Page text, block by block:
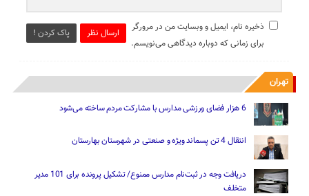
ارسال نظر پاک کردن !
ذخیره نام، ایمیل و وبسایت من در مرورگر
برای زمانی که دوباره دیدگاهی می‌نویسم.
تهران
6 هزار فضای ورزشی مدارس با مشارکت مردم ساخته می‌شود
انتقال 4 تن پسماند ویژه و صنعتی در شهرستان بهارستان
دریافت وجه در ثبت‌نام مدارس ممنوع/ تشکیل پرونده برای 101 مدیر
متخلف